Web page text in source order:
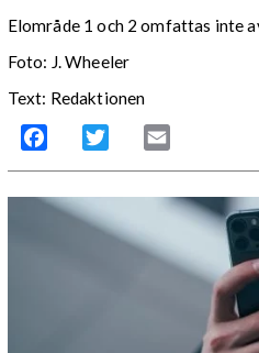
Elområde 1 och 2 omfattas inte
Foto: J. Wheeler
Text: Redaktionen
Facebook Twitter